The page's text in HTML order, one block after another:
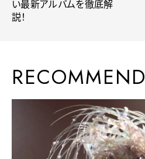
い最新アルバムを徹底解
説！
RECOMMEND